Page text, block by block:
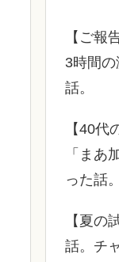
【ご報
3時間
話。
【40
「まあ
った話。
【夏の
話。チ